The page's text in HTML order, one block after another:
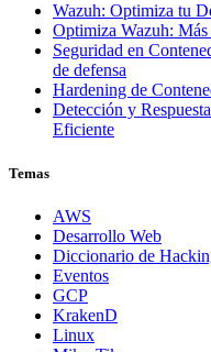
Wazuh: Optimiza tu
Optimiza Wazuh:
Seguridad en
de defensa
Hardening de
Detección y
Eficiente
Temas
AWS
Desarrollo Web
Diccionario de
Eventos
GCP
KrakenD
Linux